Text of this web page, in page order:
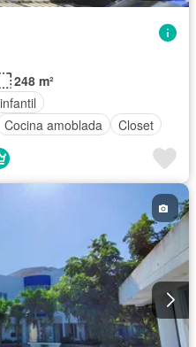
248 m²
Cocina amoblada
Closet